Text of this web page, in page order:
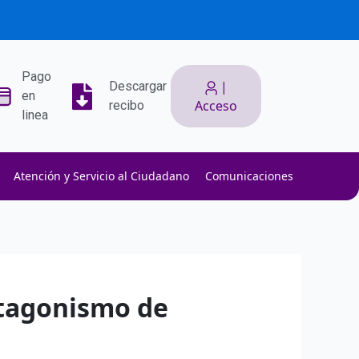
Pago
en
linea
Descargar
recibo
|
Acceso
Atención y Servicio al Ciudadano Comunicaciones
de